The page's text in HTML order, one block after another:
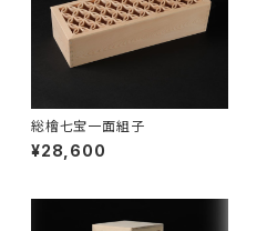
総檜七宝一面組子
¥28,600